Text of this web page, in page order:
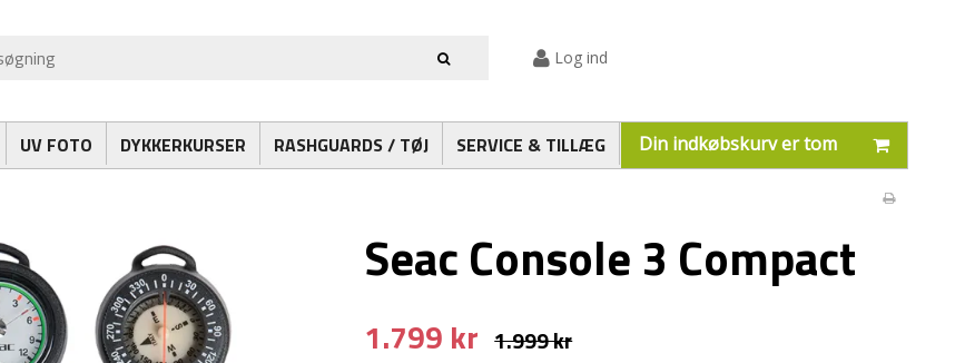
Log ind
UV FOTO DYKKERKURSER RASHGUARDS / TØJ SERVICE & TILLÆG Din indkøbskurv er tom
Seac Console 3 Compact
1.799 kr 1.999 kr